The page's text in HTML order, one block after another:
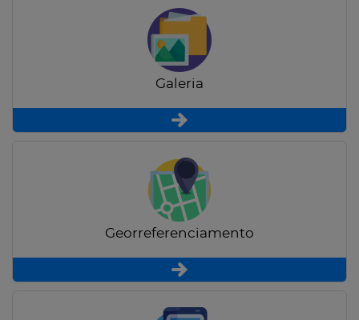
Galeria
Georreferenciamento